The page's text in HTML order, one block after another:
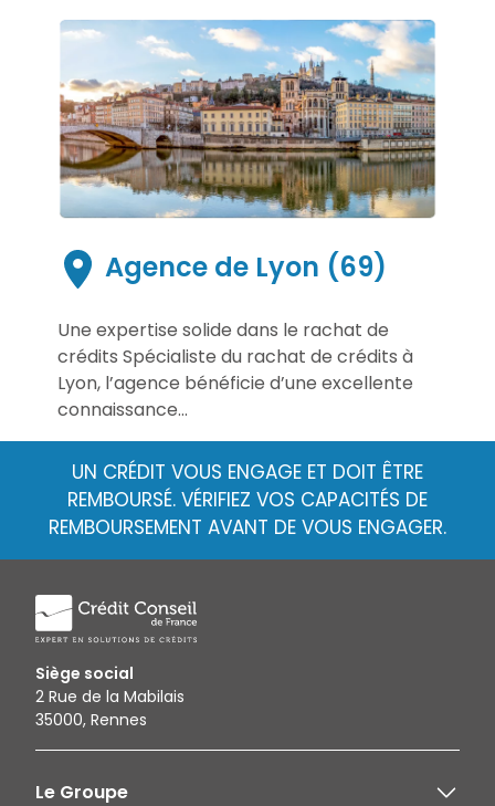
Agence de Lyon (69)
Une expertise solide dans le rachat de
crédits Spécialiste du rachat de crédits à
Lyon, l’agence bénéficie d’une excellente
connaissance...
UN CRÉDIT VOUS ENGAGE ET DOIT ÊTRE
REMBOURSÉ. VÉRIFIEZ VOS CAPACITÉS DE
REMBOURSEMENT AVANT DE VOUS ENGAGER.
Siège social
2 Rue de la Mabilais
35000, Rennes
Le Groupe